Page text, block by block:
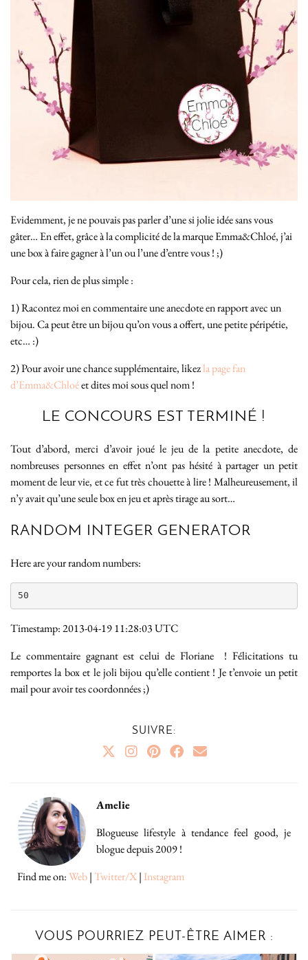
Evidemment, je ne pouvais pas parler d’une si jolie idée sans vous
gâter… En effet, grâce à la complicité de la marque Emma&Chloé, j’ai
une box à faire gagner à l’un ou l’une d’entre vous ! ;)
Pour cela, rien de plus simple :
1) Racontez moi en commentaire une anecdote en rapport avec un
bijou. Ca peut être un bijou qu’on vous a offert, une petite péripétie,
etc… :)
2) Pour avoir une chance supplémentaire, likezla page fan
d’Emma&Chloéet dites moi sous quel nom !
LE CONCOURS EST TERMINÉ !
Tout d’abord, merci d’avoir joué le jeu de la petite anecdote, de
nombreuses personnes en effet n’ont pas hésité à partager un petit
moment de leur vie, et ce fut très chouette à lire ! Malheureusement, il
n’y avait qu’une seule box en jeu et après tirage au sort…
RANDOM INTEGER GENERATOR
Here are your random numbers:
50
Timestamp: 2013-04-19 11:28:03 UTC
Le commentaire gagnant est celui de Floriane ! Félicitations tu
remportes la box et le joli bijou qu’elle contient ! Je t’envoie un petit
mail pour avoir tes coordonnées ;)
SUIVRE:
Amelie
Blogueuse lifestyle à tendance feel good, je
blogue depuis 2009 !
Find me on:Web|Twitter/X| Instagram
VOUS POURRIEZ PEUT-ÊTRE AIMER :